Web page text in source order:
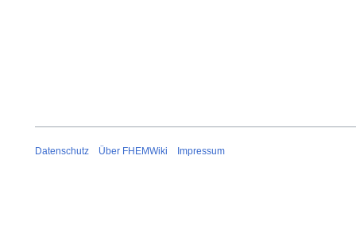
Datenschutz Über FHEMWiki Impressum